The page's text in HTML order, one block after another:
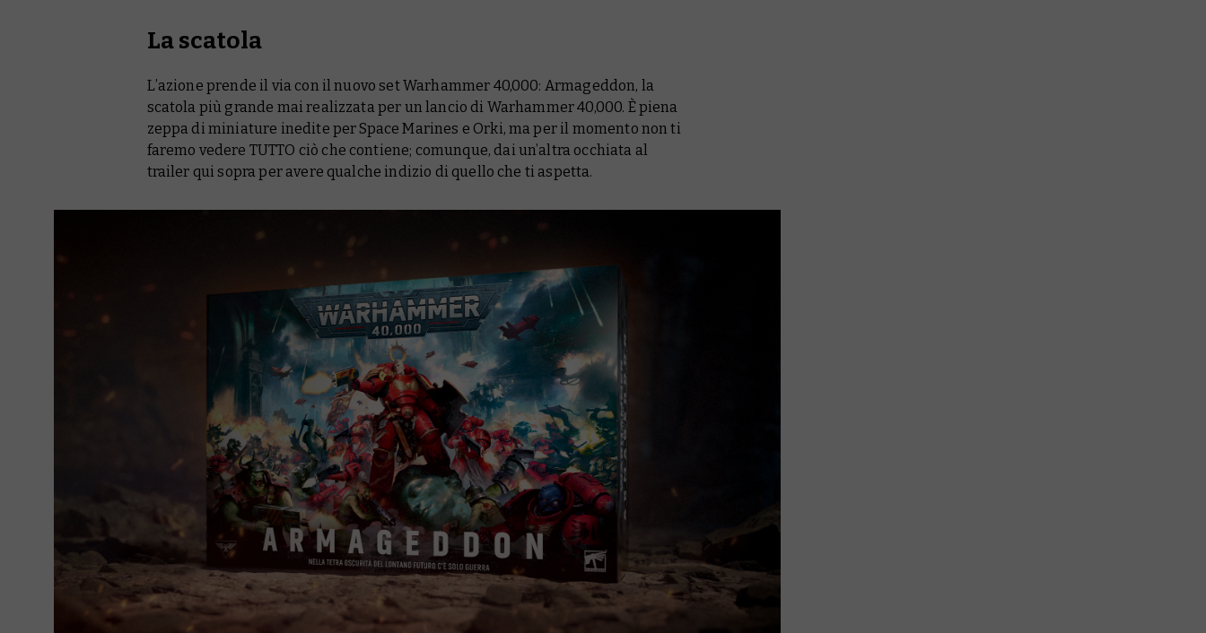
La scatola
L’azione prende il via con il nuovo set Warhammer 40,000: Armageddon, la
scatola più grande mai realizzata per un lancio di Warhammer 40,000. È piena
zeppa di miniature inedite per Space Marines e Orki, ma per il momento non ti
faremo vedere TUTTO ciò che contiene; comunque, dai un’altra occhiata al
trailer qui sopra per avere qualche indizio di quello che ti aspetta.